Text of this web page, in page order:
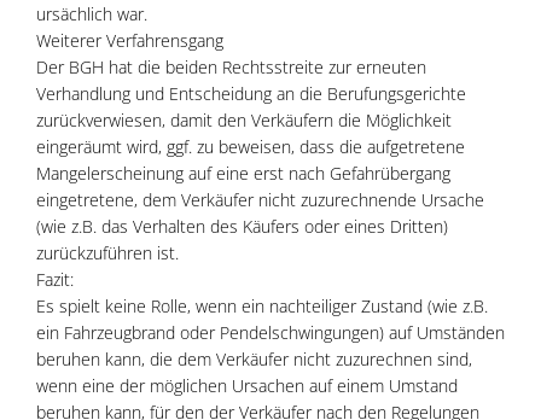
ursächlich war.
Weiterer Verfahrensgang
Der BGH hat die beiden Rechtsstreite zur erneuten
Verhandlung und Entscheidung an die Berufungsgerichte
zurückverwiesen, damit den Verkäufern die Möglichkeit
eingeräumt wird, ggf. zu beweisen, dass die aufgetretene
Mangelerscheinung auf eine erst nach Gefahrübergang
eingetretene, dem Verkäufer nicht zuzurechnende Ursache
(wie z.B. das Verhalten des Käufers oder eines Dritten)
zurückzuführen ist.
Fazit:
Es spielt keine Rolle, wenn ein nachteiliger Zustand (wie z.B.
ein Fahrzeugbrand oder Pendelschwingungen) auf Umständen
beruhen kann, die dem Verkäufer nicht zuzurechnen sind,
wenn eine der möglichen Ursachen auf einem Umstand
beruhen kann, für den der Verkäufer nach den Regelungen